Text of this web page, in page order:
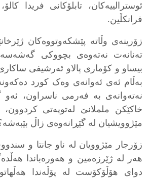
ئوسترالییەکان، تابلۆکانی فریدا
فرانکڵین.
زۆرینەی وڵاتە پێشکەوتووەکان
تەنانەت نەتەوەی بچووکی
بیساو و کۆماری پالاو ئەرشیفی
بەڵام ئەی ئەوانەی وەک کورد
نەتەوانەی بە فەرمی ناسراون، ئەو
خاکێکن ململانێ لەتوپەتی کردوون،
مێژوویشیان لە گێڕانەوەی زاڵ
زۆرجار مێژوویان لە ناو جانتا و
هەر لە ژێرزەمین و هەورەباندا
دوای هۆڵۆکۆست لە پۆڵەندا